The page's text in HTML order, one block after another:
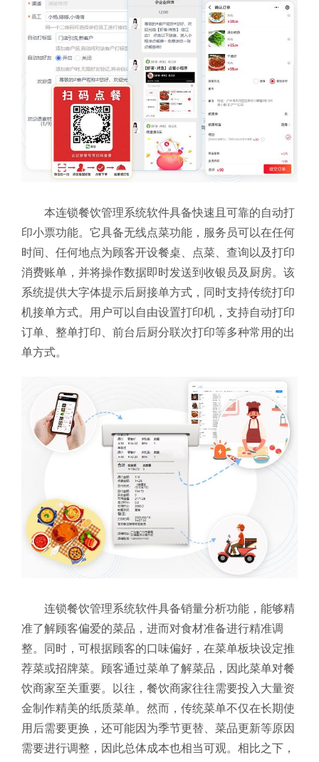
本连锁餐饮管理系统软件具备快速且可靠的自动打
印小票功能。它具备无线点菜功能，服务员可以在任何
时间、任何地点为顾客开设餐桌、点菜、查询以及打印
消费账单，并将操作数据即时发送到收银员及厨房。该
系统提供大字体提示后厨接单方式，同时支持传统打印
机接单方式。用户可以自由设置打印机，支持自动打印
订单、整单打印、前台后厨分联次打印等多种常用的出
单方式。
连锁餐饮管理系统软件具备销量分析功能，能够精
准了解顾客偏爱的菜品，进而对食材准备进行精准调
整。同时，可根据顾客的口味偏好，在菜单板块设定推
荐菜或招牌菜。顾客通过菜单了解菜品，因此菜单对餐
饮商家至关重要。以往，餐饮商家往往需要投入大量资
金制作精美的纸质菜单。然而，传统菜单不仅在长期使
用后需要更换，还可能因为季节更替、菜品更新等原因
需要进行调整，因此总体成本也相当可观。相比之下，